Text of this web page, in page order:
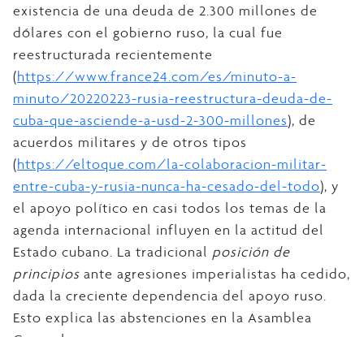
existencia de una deuda de 2.300 millones de
dólares con el gobierno ruso, la cual fue
reestructurada recientemente
(https://www.france24.com/es/minuto-a-
minuto/20220223-rusia-reestructura-deuda-de-
cuba-que-asciende-a-usd-2-300-millones), de
acuerdos militares y de otros tipos
(https://eltoque.com/la-colaboracion-militar-
entre-cuba-y-rusia-nunca-ha-cesado-del-todo), y
el apoyo político en casi todos los temas de la
agenda internacional influyen en la actitud del
Estado cubano. La tradicional posición de
principios ante agresiones imperialistas ha cedido,
dada la creciente dependencia del apoyo ruso.
Esto explica las abstenciones en la Asamblea